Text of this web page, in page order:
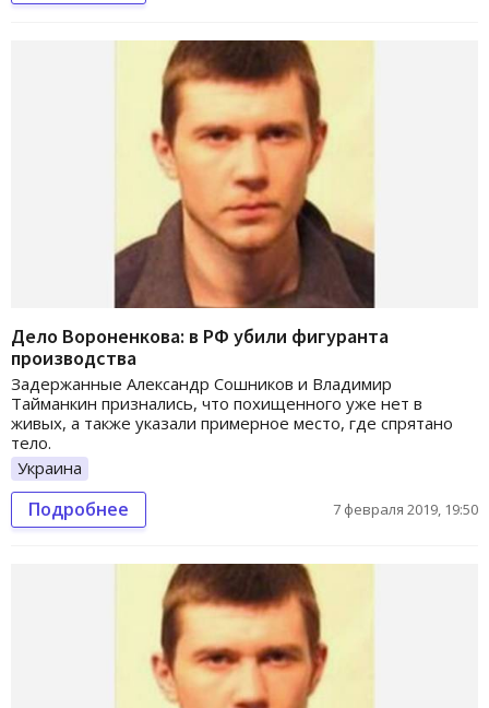
Дело Вороненкова: в РФ убили фигуранта
производства
Задержанные Александр Сошников и Владимир
Тайманкин признались, что похищенного уже нет в
живых, а также указали примерное место, где спрятано
тело.
Украина
Подробнее 7 февраля 2019, 19:50